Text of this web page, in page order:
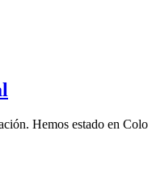
Hemos estado en